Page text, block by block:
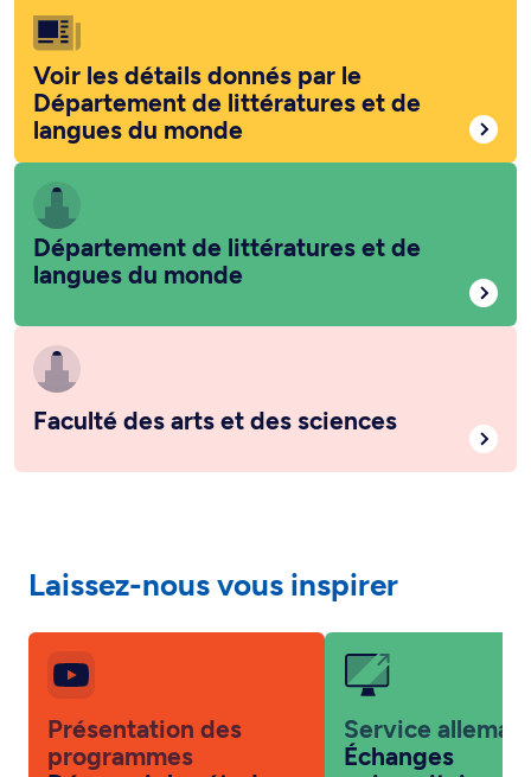
Voir les détails donnés par le
Département de littératures et de
langues du monde
Département de littératures et de
langues du monde
Faculté des arts et des sciences
Laissez-nous vous inspirer
Présentation des
programmes
Service
Échanges